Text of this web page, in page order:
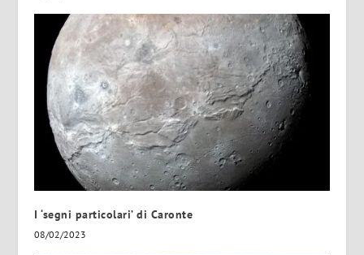
I ‘segni particolari’ di Caronte
08/02/2023